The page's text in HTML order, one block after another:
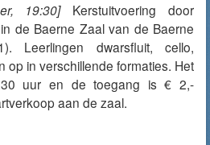
19:30] Kerstuitvoering door
de Baerne Zaal van de Baerne
Leerlingen dwarsfluit, cello,
op in verschillende formaties. Het
uur en de toegang is € 2,-
aan de zaal.